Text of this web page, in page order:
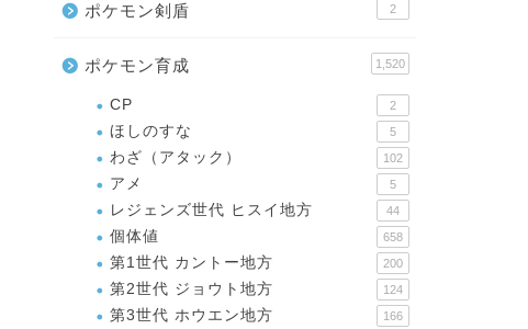
ポケモン剣盾 2
ポケモン育成 1,520
CP 2
ほしのすな 5
わざ（アタック） 102
アメ 5
レジェンズ世代 ヒスイ地方 44
個体値 658
第1世代 カントー地方 200
第2世代 ジョウト地方 124
第3世代 ホウエン地方 166